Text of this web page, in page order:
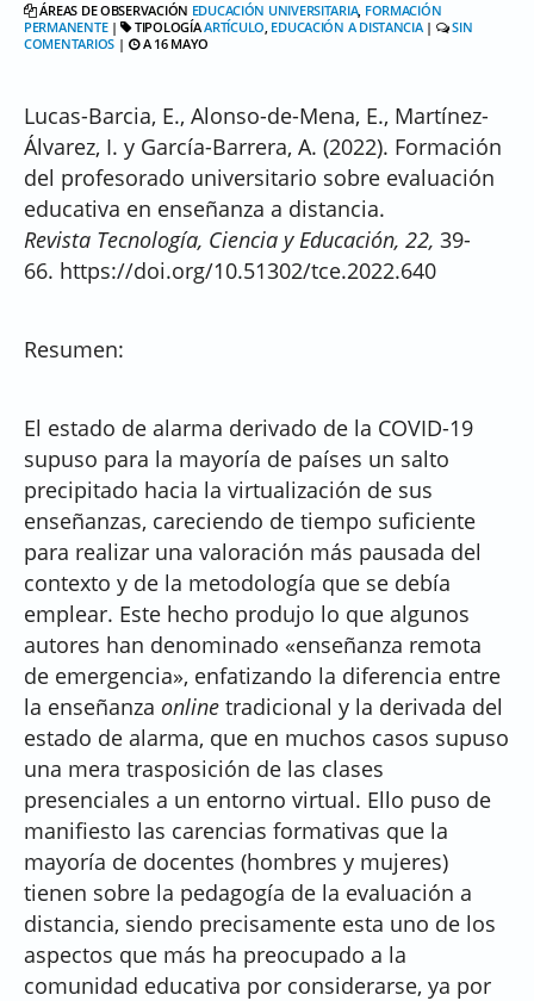
ÁREAS DE OBSERVACIÓN EDUCACIÓN UNIVERSITARIA, FORMACIÓN
PERMANENTE| TIPOLOGÍAARTÍCULO, EDUCACIÓN A DISTANCIA|
SIN
COMENTARIOS| A 16 MAYO
Lucas-Barcia, E., Alonso-de-Mena, E., Martínez-
Álvarez, I. y García-Barrera, A. (2022). Formación
del profesorado universitario sobre evaluación
educativa en enseñanza a distancia.
Revista Tecnología, Ciencia y Educación, 22, 39-
66. https://doi.org/10.51302/tce.2022.640
Resumen:
El estado de alarma derivado de la COVID-19
supuso para la mayoría de países un salto
precipitado hacia la virtualización de sus
enseñanzas, careciendo de tiempo suficiente
para realizar una valoración más pausada del
contexto y de la metodología que se debía
emplear. Este hecho produjo lo que algunos
autores han denominado «enseñanza remota
de emergencia», enfatizando la diferencia entre
la enseñanza online tradicional y la derivada del
estado de alarma, que en muchos casos supuso
una mera trasposición de las clases
presenciales a un entorno virtual. Ello puso de
manifiesto las carencias formativas que la
mayoría de docentes (hombres y mujeres)
tienen sobre la pedagogía de la evaluación a
distancia, siendo precisamente esta uno de los
aspectos que más ha preocupado a la
comunidad educativa por considerarse, ya por